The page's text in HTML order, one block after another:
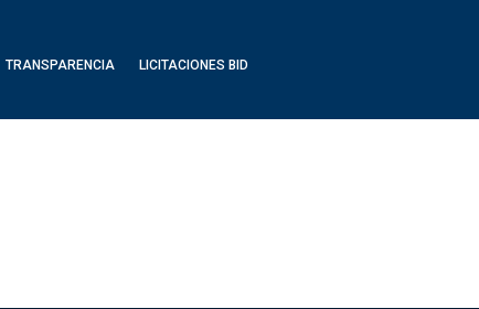
TRANSPARENCIA LICITACIONES BID